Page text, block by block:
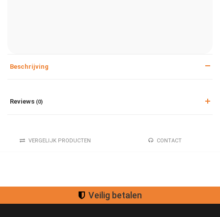
Beschrijving
Reviews (0)
VERGELIJK PRODUCTEN CONTACT
Veilig betalen